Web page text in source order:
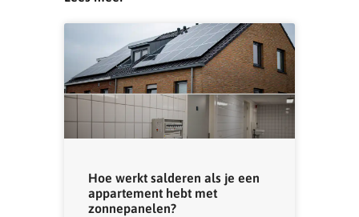
Hoe werkt salderen als je een
appartement hebt met
zonnepanelen?